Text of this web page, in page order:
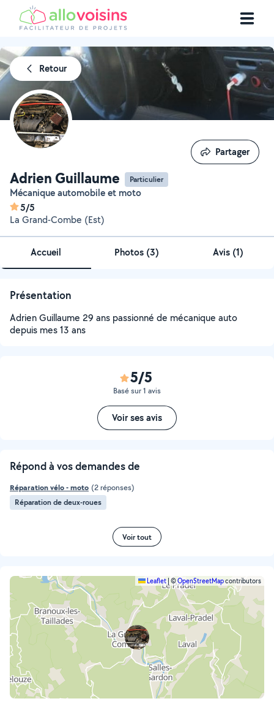
Retour
Adrien Guillaume Particulier
Mécanique automobile et moto
5/5
La Grand-Combe (Est)
Partager
Partager
Accueil Photos (3) Avis (1)
Présentation
Adrien Guillaume 29 ans passionné de mécanique auto
depuis mes 13 ans
5/5
Basé sur 1 avis
Voir ses avis
Répond à vos demandes de
Réparation vélo - moto (2 réponses)
Réparation de deux-roues
Voir tout
Leaflet| ©OpenStreetMapcontributors